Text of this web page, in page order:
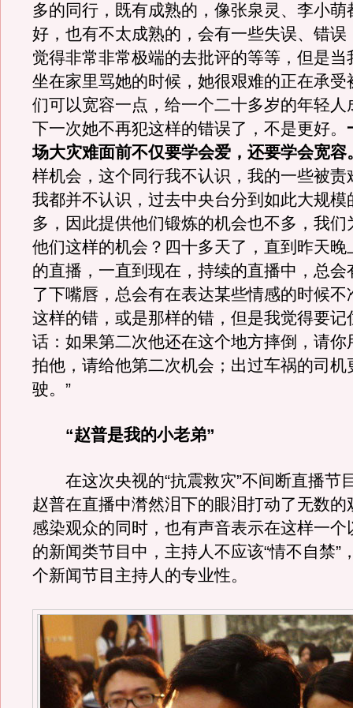
多的同行，既有成熟的，像张泉灵、李小萌
好，也有不太成熟的，会有一些失误、错误
觉得非常非常极端的去批评的等等，但是当
坐在家里骂她的时候，她很艰难的正在承受
们可以宽容一点，给一个二十多岁的年轻人
下一次她不再犯这样的错误了，不是更好。
场大灾难面前不仅要学会爱，还要学会宽容
样机会，这个同行我不认识，我的一些被责
我都并不认识，过去中央台分到如此大规模
多，因此提供他们锻炼的机会也不多，我们
他们这样的机会？四十多天了，直到昨天晚
的直播，一直到现在，持续的直播中，总会
了下嘴唇，总会有在表达某些情感的时候不
这样的错，或是那样的错，但是我觉得要记
话：如果第二次他还在这个地方摔倒，请你
拍他，请给他第二次机会；出过车祸的司机
驶。”
“赵普是我的小老弟”
在这次央视的“抗震救灾”不间断直播节
赵普在直播中潸然泪下的眼泪打动了无数的
感染观众的同时，也有声音表示在这样一个
的新闻类节目中，主持人不应该“情不自禁”
个新闻节目主持人的专业性。